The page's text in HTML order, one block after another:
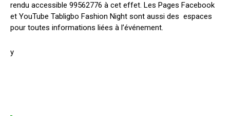
rendu accessible 99562776 à cet effet. Les Pages Facebook
et YouTube Tabligbo Fashion Night sont aussi des espaces
pour toutes informations liées à l’événement.
y